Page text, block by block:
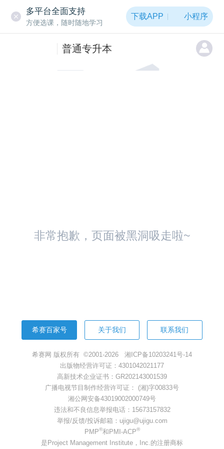
多平台全面支持
方便选课，随时随地学习
下载APP 小程序
普通专升本
非常抱歉，页面被黑洞吸走啦~
希赛百家号 关于我们 联系我们
希赛网 版权所有 ©2001-2026 湘ICP备10203241号-14
出版物经营许可证：4301042021177
高新技术企业证书：GR202143001539
广播电视节目制作经营许可证： (湘)字00833号
湘公网安备43019002000749号
违法和不良信息举报电话：15673157832
举报/反馈/投诉邮箱：ujigu@ujigu.com
PMP®和PMI-ACP®
是Project Management Institute，Inc.的注册商标